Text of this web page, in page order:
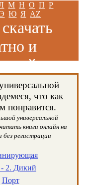
М Н О П Р
Э Ю Я AZ
и
что как
понравится.
универсальной
книги онлайн на
без регистрации
- 2. Дикий
Порт